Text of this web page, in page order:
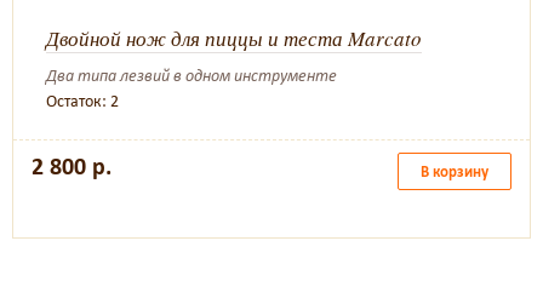
Двойной нож для пиццы и теста Marcato
Два типа лезвий в одном инструменте
Остаток: 2
2 800 р. В корзину